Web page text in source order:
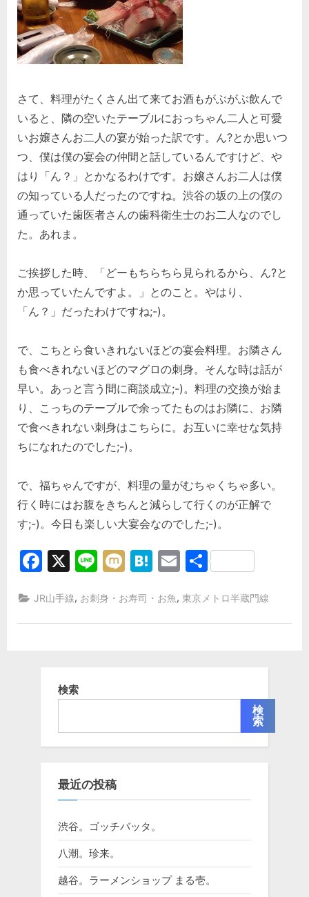
さて、料理がたくさん出て来てお酒もがぶがぶ飲んで
いると、隣の空いたテーブルにおっちゃん二人と可愛
いお嬢さんお二人の宴が始った訳です。ん?とか思いつ
つ、僕は僕の宴会の仲間と話しているんですけど、や
はり「ん？」とかなるわけです。お嬢さんお二人は僕
の知っている人だったのですね。渋谷の坂の上の僕の
通っていた歯医者さんの歯科衛生士のお二人なのでし
た。あれま。
ご挨拶した時、「どーもちらちら見られるから、ん?と
か思っていたんですよ。」とのこと。やはり、
「ん？」だったわけですね;-)。
で、こちとら食いきれないほどの宴会料理。お隣さん
も食べきれないほどのマグロの刺身。そんな時は話が
早い。あっと言う間に商談成立;-)。料理の交換が始ま
り、こっちのテーブルで余ってたものはお隣に、お隣
で食べきれない刺身はこちらに。お互いに幸せな気持
ちになれたのでした;-)。
で、福ちゃんですが、料理の量がむちゃくちゃ多い。
行く時にはお腹をきちんと減らして行くのが正解で
す;-)。今日も楽しい大宴会なのでした;-)。
Facebook
X LineMixiHatena
Email
共
JR山手線, お刺身・お寿司・お魚,東京メトロ半蔵門線
検索
検
索
最近の投稿
渋谷。ゴッチバッタ。
八潮。珍来。
越谷。ラーメンショップ まる壱。